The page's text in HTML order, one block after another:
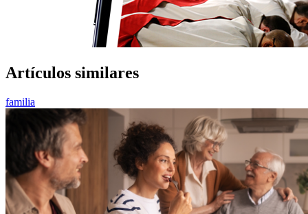
Artículos similares
familia